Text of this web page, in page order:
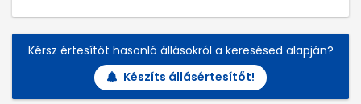
Kérsz értesítőt hasonló állásokról a keresésed alapján?
Készíts állásértesítőt!